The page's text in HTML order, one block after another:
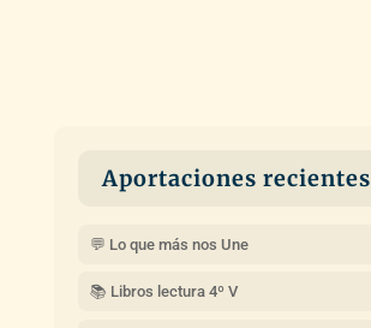
Aportaciones recientes
💬 Lo que más nos Une
📚 Libros lectura 4º V